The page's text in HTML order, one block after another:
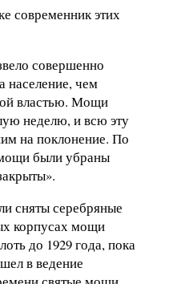
современник этих
совершенно
население, чем
властью. Мощи
неделю, и всю эту
на поклонение. По
были убраны
сняты серебряные
корпусах мощи
до 1929 года, пока
в ведение